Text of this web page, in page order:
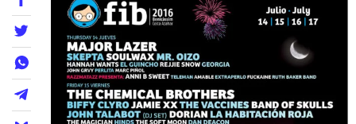
La Llista
Llocs